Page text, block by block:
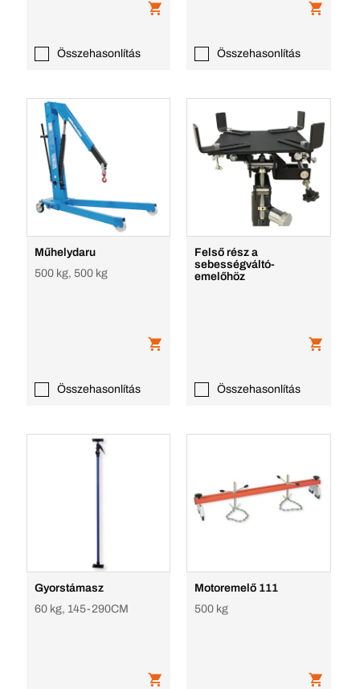
Összehasonlítás Összehasonlítás
Műhelydaru
500 kg, 500 kg
Összehasonlítás
Felső rész a
sebességváltó-
emelőhöz
Összehasonlítás
Gyorstámasz
60 kg, 145-290CM
Motoremelő 111
500 kg